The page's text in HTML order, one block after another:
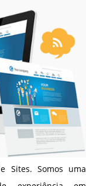
Sites. Somos uma